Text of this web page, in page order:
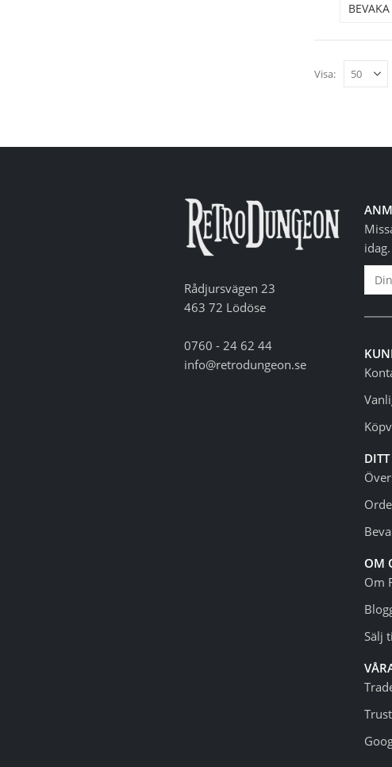
Visa:
Rådjursvägen 23
463 72 Lödöse
0760 - 24 62 44
info@retrodungeon.se
idag.
OM
Om
Sälj